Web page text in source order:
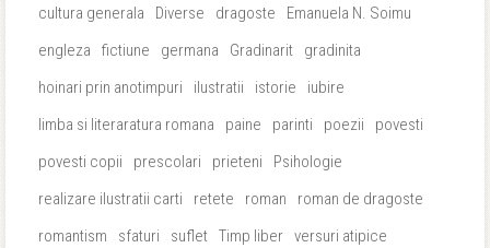
cultura generala
Diverse dragoste
Emanuela N. Soimu
engleza
fictiune germana Gradinarit
gradinita
hoinari prin anotimpuri
ilustratii istorie
iubire
limba si literaratura romana
paine parinti poezii
povesti
povesti copii
prescolari prieteni
Psihologie
realizare ilustratii carti
retete roman
roman de dragoste
romantism
sfaturi suflet Timp liber versuri atipice